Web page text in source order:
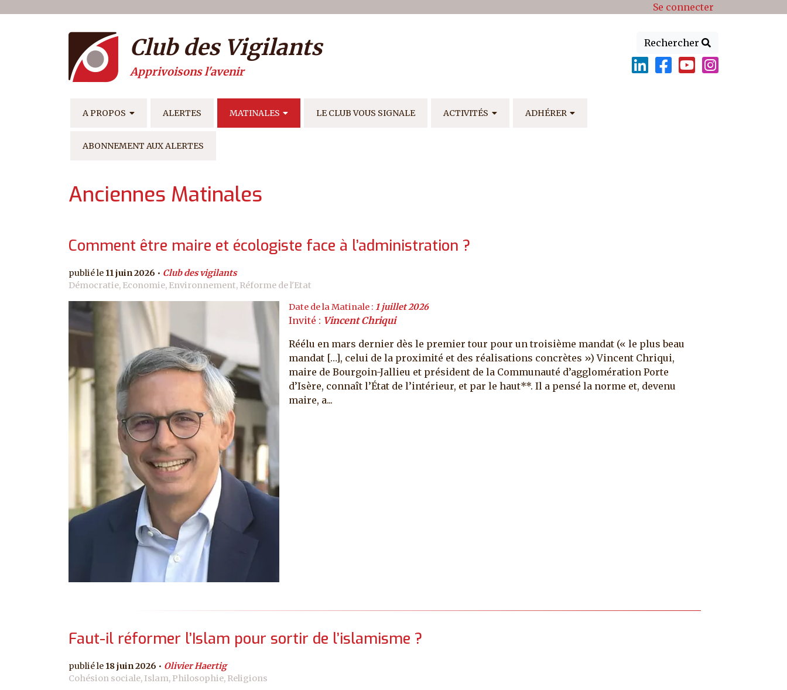
Menu du compte de l'utilisateur Se connecter
Rechercher
Club des Vigilants
Apprivoisons l'avenir
NAVIGATION PRINCIPALE
A PROPOS ALERTES MATINALES LE CLUB VOUS SIGNALE ACTIVITÉS ADHÉRER
ABONNEMENT AUX ALERTES
Anciennes Matinales
Comment être maire et écologiste face à l’administration ?
11 juin 2026
Club des vigilants
Démocratie, Economie, Environnement, Réforme de l'Etat
Date de la Matinale : 1 juillet 2026
Invité : Vincent Chriqui
Réélu en mars dernier dès le premier tour pour un troisième mandat (« le plus beau
mandat […], celui de la proximité et des réalisations concrètes ») Vincent Chriqui,
maire de Bourgoin-Jallieu et président de la Communauté d’agglomération Porte
d’Isère, connaît l’État de l’intérieur, et par le haut**. Il a pensé la norme et, devenu
maire, a...
Faut-il réformer l’Islam pour sortir de l’islamisme ?
18 juin 2026
Olivier Haertig
Cohésion sociale, Islam, Philosophie, Religions